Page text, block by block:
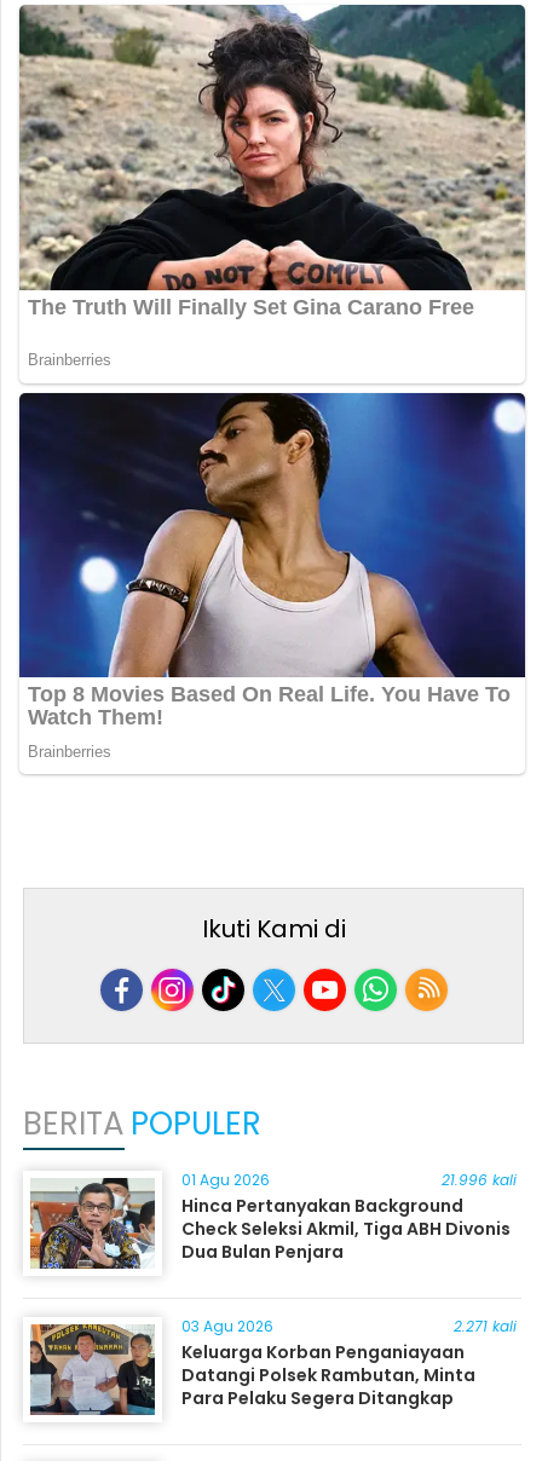
Ikuti Kami di
BERITA POPULER
01 Agu 2026 21.996 kali
Hinca Pertanyakan Background
Check Seleksi Akmil, Tiga ABH Divonis
Dua Bulan Penjara
03 Agu 2026 2.271 kali
Keluarga Korban Penganiayaan
Datangi Polsek Rambutan, Minta
Para Pelaku Segera Ditangkap